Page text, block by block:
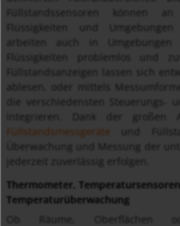
Füllstandssensoren können
Flüssigkeiten und
arbeiten auch in Umgebungen
Flüssigkeiten problemlos und
Füllstandsanzeigen lassen sich
ablesen, oder mittels
die verschiedensten Steuerungs-
integrieren. Dank der großen
Füllstandsmessgeräte und
Überwachung und Messung der
jederzeit zuverlässig erfolgen.
Thermometer,
Temperaturüberwachung
Ob Räume, Oberflächen